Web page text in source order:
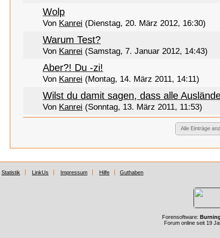
Wolp
Von Kanrei (Dienstag, 20. März 2012, 16:30)
Warum Test?
Von Kanrei (Samstag, 7. Januar 2012, 14:43)
Aber?! Du -zi!
Von Kanrei (Montag, 14. März 2011, 14:11)
Wilst du damit sagen, dass alle
Von Kanrei (Sonntag, 13. März 2011, 11:53)
Alle Einträge
Statistik LinkUs Impressum Hilfe Guthaben
Forensoftware:
Forum online seit 19